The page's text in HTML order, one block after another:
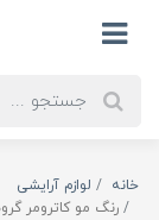
خانه لوازم آرایشی